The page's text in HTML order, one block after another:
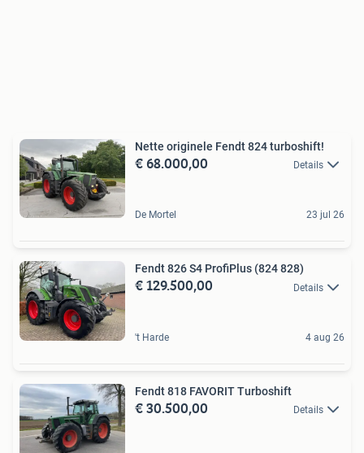
Nette originele Fendt 824 turboshift!
€ 68.000,00 Details
De Mortel 23 jul 26
Fendt 826 S4 ProfiPlus (824 828)
€ 129.500,00 Details
't Harde 4 aug 26
Fendt 818 FAVORIT Turboshift
€ 30.500,00 Details